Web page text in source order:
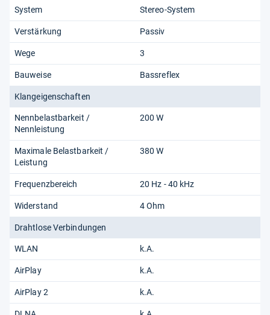
System Stereo-System
Verstärkung Passiv
Wege 3
Bauweise Bassreflex
Klangeigenschaften
Nennbelastbarkeit /
Nennleistung
200 W
Maximale Belastbarkeit /
Leistung
380 W
Frequenzbereich 20 Hz - 40 kHz
Widerstand 4 Ohm
Drahtlose Verbindungen
WLAN k.A.
AirPlay k.A.
AirPlay 2 k.A.